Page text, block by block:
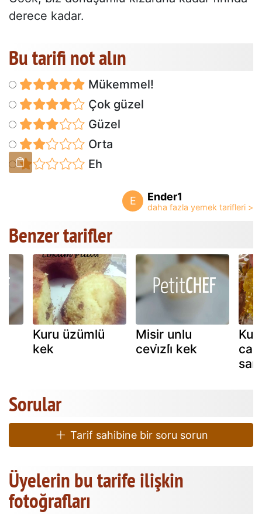
derece kadar.
Bu tarifi not alın
Mükemmel!
Çok güzel
Güzel
Orta
Eh
E Ender1
Benzer tarifler
Kuru üzümlü
kek
Misir unlu
cevi̇zli̇ kek
Sorular
Tarif sahibine bir soru sorun
Üyelerin bu tarife ilişkin
fotoğrafları